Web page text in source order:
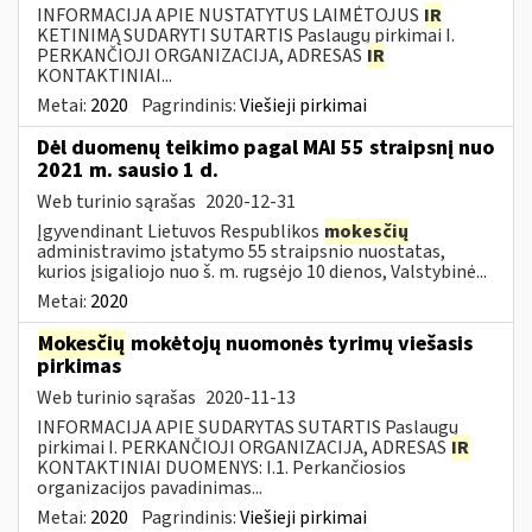
INFORMACIJA APIE NUSTATYTUS LAIMĖTOJUS IR
KETINIMĄ SUDARYTI SUTARTIS Paslaugų pirkimai I.
PERKANČIOJI ORGANIZACIJA, ADRESAS IR
KONTAKTINIAI...
Metai: 2020 Pagrindinis:Viešieji pirkimai
Dėl duomenų teikimo pagal MAI 55 straipsnį nuo
2021 m. sausio 1 d.
Web turinio sąrašas 2020-12-31
Įgyvendinant Lietuvos Respublikos mokesčių
administravimo įstatymo 55 straipsnio nuostatas,
kurios įsigaliojo nuo š. m. rugsėjo 10 dienos, Valstybinė...
Metai: 2020
Mokesčių mokėtojų nuomonės tyrimų viešasis
pirkimas
Web turinio sąrašas 2020-11-13
INFORMACIJA APIE SUDARYTAS SUTARTIS Paslaugų
pirkimai I. PERKANČIOJI ORGANIZACIJA, ADRESAS IR
KONTAKTINIAI DUOMENYS: I.1. Perkančiosios
organizacijos pavadinimas...
Metai: 2020 Pagrindinis:Viešieji pirkimai